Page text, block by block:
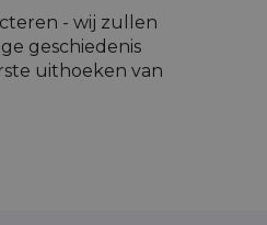
- wij zullen
geschiedenis
uithoeken van